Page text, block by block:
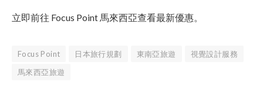
立即前往 Focus Point 馬來西亞查看最新優惠。
Focus Point 日本旅行規劃 東南亞旅遊
視覺設計服務
馬來西亞旅遊